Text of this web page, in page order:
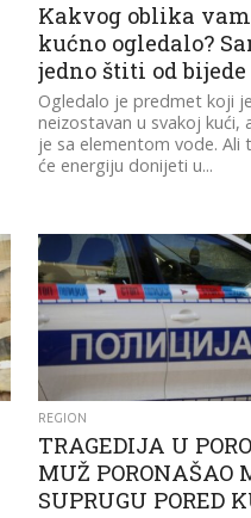
Kakvog oblika
kućno ogledalo?
jedno štiti od
Ogledalo je predmet koji je
neizostavan u svakoj kući,
je sa elementom vode. Ali
će energiju donijeti u...
REGION
TRAGEDIJA U
MUŽ PORONAŠAO
SUPRUGU PORED